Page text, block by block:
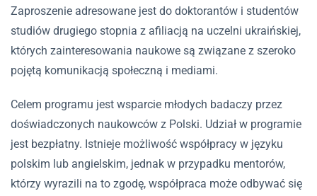
Zaproszenie adresowane jest do doktorantów i studentów
studiów drugiego stopnia z afiliacją na uczelni ukraińskiej,
których zainteresowania naukowe są związane z szeroko
pojętą komunikacją społeczną i mediami.
Celem programu jest wsparcie młodych badaczy przez
doświadczonych naukowców z Polski. Udział w programie
jest bezpłatny. Istnieje możliwość współpracy w języku
polskim lub angielskim, jednak w przypadku mentorów,
którzy wyrazili na to zgodę, współpraca może odbywać się